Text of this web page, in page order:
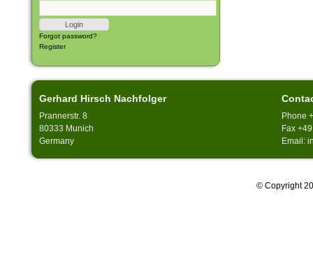
Forgot password?
Register
Gerhard Hirsch Nachfolger
Prannerstr. 8
80333 Munich
Germany
Phone
Fax
Email:
© Copyright